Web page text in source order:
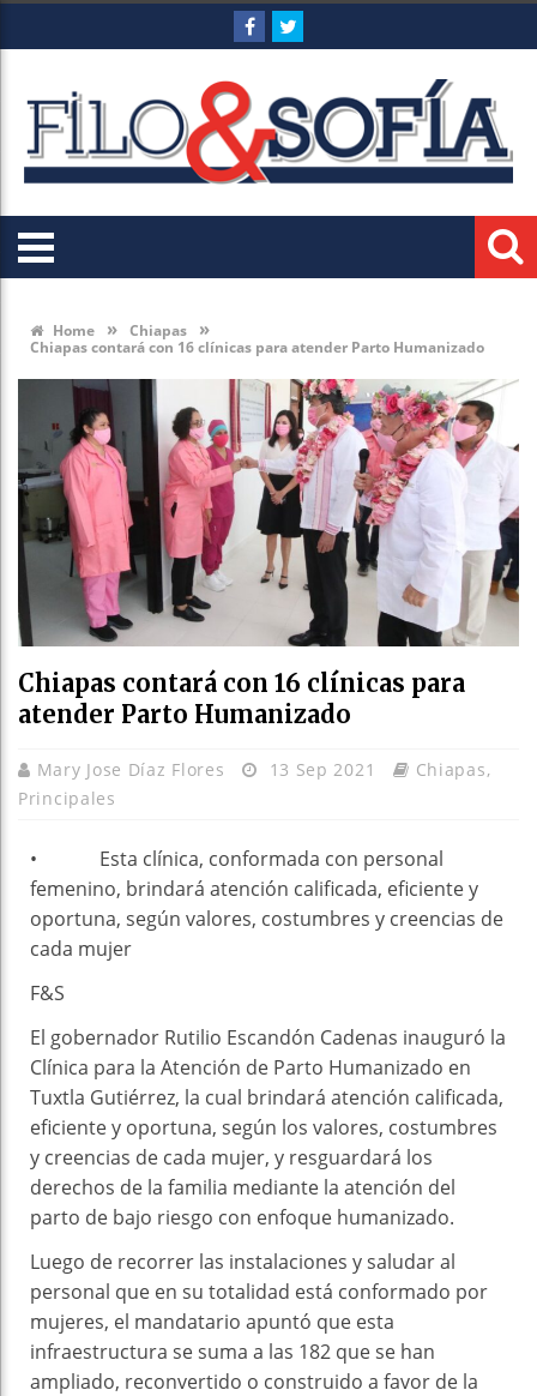
Home » Chiapas »
Chiapas contará con 16 clínicas para atender Parto Humanizado
Chiapas contará con 16 clínicas para
atender Parto Humanizado
Mary Jose Díaz Flores 13 Sep 2021 Chiapas,
Principales
• Esta clínica, conformada con personal
femenino, brindará atención calificada, eficiente y
oportuna, según valores, costumbres y creencias de
cada mujer
F&S
El gobernador Rutilio Escandón Cadenas inauguró la
Clínica para la Atención de Parto Humanizado en
Tuxtla Gutiérrez, la cual brindará atención calificada,
eficiente y oportuna, según los valores, costumbres
y creencias de cada mujer, y resguardará los
derechos de la familia mediante la atención del
parto de bajo riesgo con enfoque humanizado.
Luego de recorrer las instalaciones y saludar al
personal que en su totalidad está conformado por
mujeres, el mandatario apuntó que esta
infraestructura se suma a las 182 que se han
ampliado, reconvertido o construido a favor de la